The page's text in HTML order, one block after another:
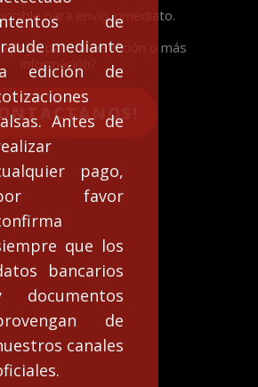
de
mediante
edición de
Antes de
pago,
favor
que los
bancarios
documentos
de
canales
para envío inmediato.
para la selección o más
información?